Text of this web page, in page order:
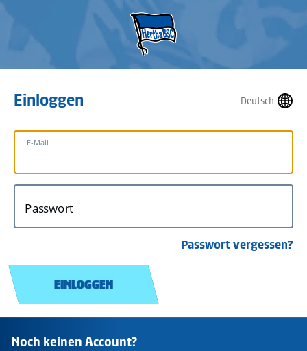
Deutsch
Einloggen
E-Mail
Passwort
Passwort vergessen?
EINLOGGEN
Noch keinen Account?